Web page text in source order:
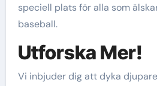
speciell plats för alla som
baseball.
Utforska Mer!
Vi inbjuder dig att dyka